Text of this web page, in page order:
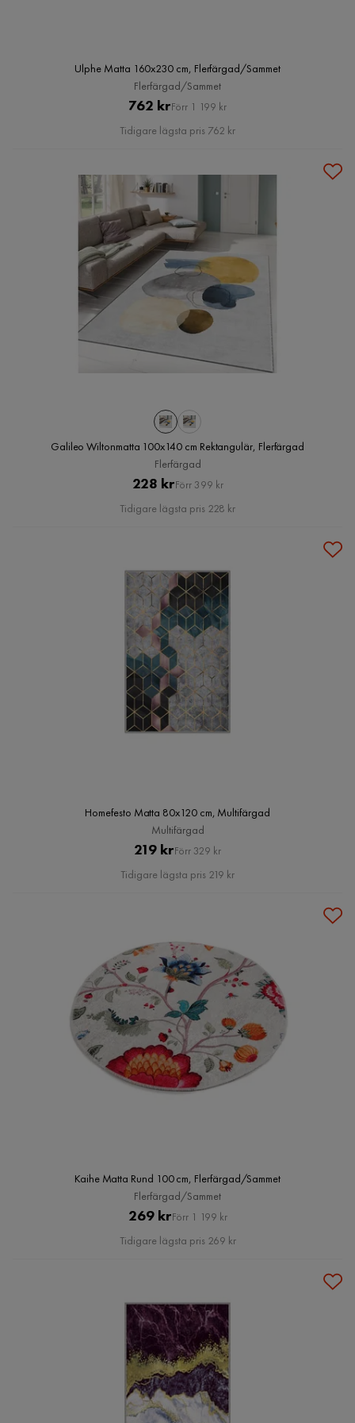
Ulphe Matta 160x230 cm, Flerfärgad/Sammet
Flerfärgad/Sammet
Pris
762 kr Original
Pris
Förr 1 199 kr
Tidigare lägsta pris 762 kr
Galileo Wiltonmatta 100x140 cm Rektangulär, Flerfärgad
Flerfärgad
Pris
228 krOriginal
Pris
Förr 399 kr
Tidigare lägsta pris 228 kr
Homefesto Matta 80x120 cm, Multifärgad
Multifärgad
Pris
219 krOriginal
Pris
Förr 329 kr
Tidigare lägsta pris 219 kr
Kaihe Matta Rund 100 cm, Flerfärgad/Sammet
Flerfärgad/Sammet
Pris
269 kr Original
Pris
Förr 1 199 kr
Tidigare lägsta pris 269 kr